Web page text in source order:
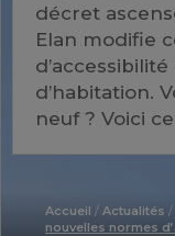
décret
Elan modifie
d’habitation.
neuf ? Voici
Accueil / Actualités /
nouvelles normes